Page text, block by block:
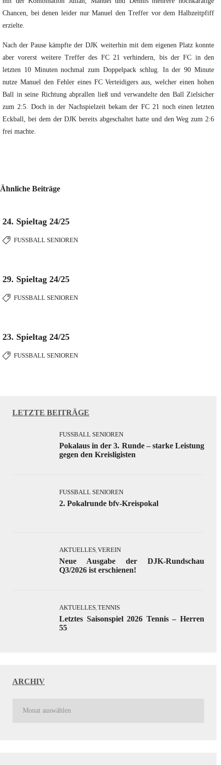
Chancen, bei denen leider nur Manuel den Treffer vor dem Halbzeitpfiff
erzielte.
Nach der Pause kämpfte der DJK weiterhin mit dem eigenen Platz konnte
aber vorerst weitere Treffer des FC 21 verhindern, bis der FC in den
letzten 10 Minuten nochmal zum Doppelpack schlug. In der 90 Minute
nutze Manuel den Fehler eines FC Verteidigers aus, welcher einen hohen
Ball in seine Richtung abprallen ließ und verwandelte den Ball Zielsicher
zum 2:5. Doch in der Nachspielzeit bekam der FC 21 noch einen letzten
Eckball, bei dem der DJK bereits abgeschaltet hatte und den Weg zum 2:6
frei machte.
Ähnliche Beiträge
24. Spieltag 24/25
FUSSBALL SENIOREN
29. Spieltag 24/25
FUSSBALL SENIOREN
23. Spieltag 24/25
FUSSBALL SENIOREN
LETZTE BEITRÄGE
FUSSBALL SENIOREN
Pokalaus in der 3. Runde – starke Leistung
gegen den Kreisligisten
FUSSBALL SENIOREN
2. Pokalrunde bfv-Kreispokal
AKTUELLES, VEREIN
Neue Ausgabe der DJK-Rundschau
Q3/2026 ist erschienen!
AKTUELLES, TENNIS
Letztes Saisonspiel 2026 Tennis – Herren
55
ARCHIV